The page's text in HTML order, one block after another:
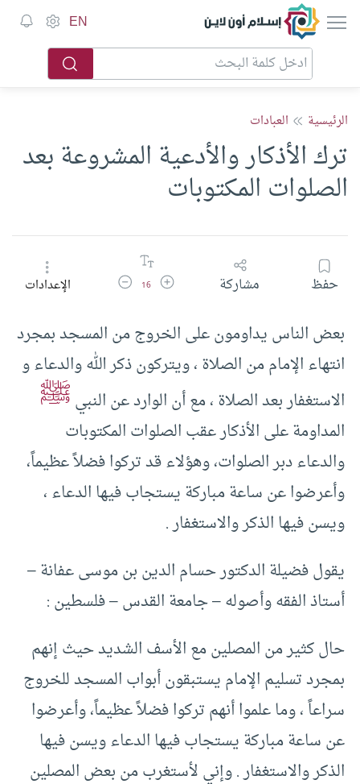
إسلام أون لاين EN
الرئيسية العبادات
ترك الأذكار والأدعية المشروعة بعد
الصلوات المكتوبات
حفظ مشاركة زيادة حجم الخط
16 تقليل حجم الخطالإعدادات
بعض الناس يداومون على الخروج من المسجد بمجرد
انتهاء الإمام من الصلاة ، ويتركون ذكر الله والدعاء و
الاستغفار بعد الصلاة ، مع أن الوارد عن النبيﷺ
المداومة على الأذكار عقب الصلوات المكتوبات
والدعاء دبر الصلوات، وهؤلاء قد تركوا فضلاً عظيماً،
وأعرضوا عن ساعة مباركة يستجاب فيها الدعاء ،
ويسن فيها الذكر والاستغفار .
يقول فضيلة الدكتور حسام الدين بن موسى عفانة –
أستاذ الفقه وأصوله – جامعة القدس – فلسطين :
حال كثير من المصلين مع الأسف الشديد حيث إنهم
بمجرد تسليم الإمام يستبقون أبواب المسجد للخروج
سراعاً ، وما علموا أنهم تركوا فضلاً عظيماً، وأعرضوا
عن ساعة مباركة يستجاب فيها الدعاء ويسن فيها
الذكر والاستغفار . وإني لأستغرب من بعض المصلين